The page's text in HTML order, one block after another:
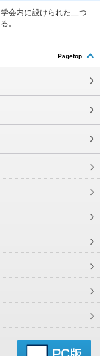
会内に設けられた二つ
。
Pagetop